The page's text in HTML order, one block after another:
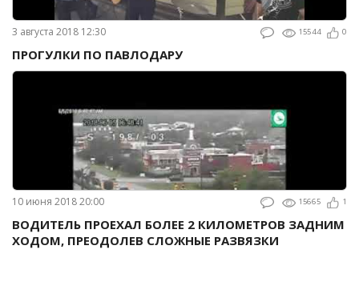
3 августа 2018 12:30 15544 0
ПРОГУЛКИ ПО ПАВЛОДАРУ
10 июня 2018 20:00 15665 1
ВОДИТЕЛЬ ПРОЕХАЛ БОЛЕЕ 2 КИЛОМЕТРОВ ЗАДНИМ
ХОДОМ, ПРЕОДОЛЕВ СЛОЖНЫЕ РАЗВЯЗКИ